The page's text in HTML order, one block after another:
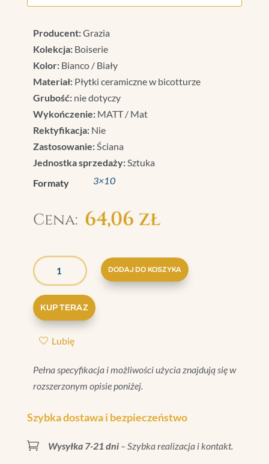
Producent:Grazia
Kolekcja:Boiserie
Kolor:Bianco / Biały
Materiał:Płytki ceramiczne w bicotturze
Grubość:nie dotyczy
Wykończenie:MATT / Mat
Rektyfikacja:Nie
Zastosowanie:Ściana
Jednostka sprzedaży:Sztuka
Formaty
3×10
64,06 zł
GRAZIA
BOISERIE
ZEWN.
NAROŻNIK
BIANCO
MATT
DODAJ DO KOSZYKA
KUP TERAZ
Lubię
Pełna specyfikacja i możliwości użycia znajdują się w
rozszerzonym opisie poniżej.
Szybka dostawa i bezpieczeństwo
 Wysyłka 7-21 dni– Szybka realizacja i kontakt.